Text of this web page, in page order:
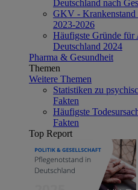
Deutschland nach
GKV - Krankenstand
2023-2026
Häufigste Gründe für
Deutschland 2024
Pharma & Gesundheit
Themen
Weitere Themen
Statistiken zu
Fakten
Häufigste
Fakten
Top Report